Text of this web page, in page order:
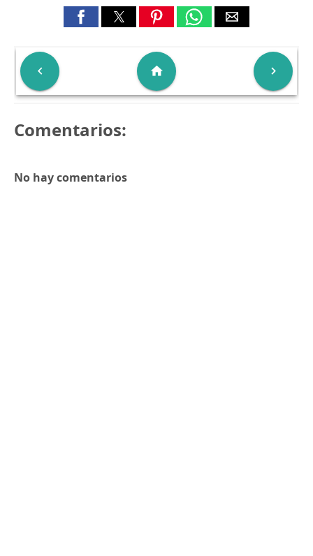
 
home
Comentarios:
No hay comentarios